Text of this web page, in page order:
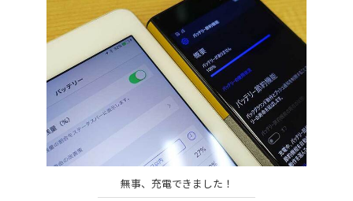
無事、充電できました！